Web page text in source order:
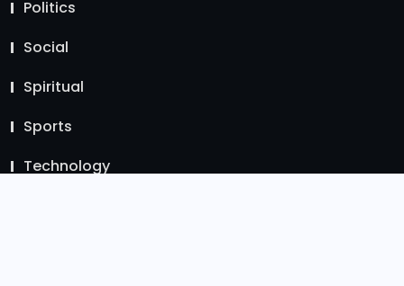
Politics
Social
Spiritual
Sports
Technology